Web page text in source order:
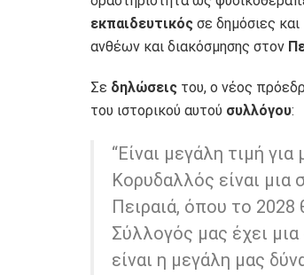
εκπαιδευτικός σε δημόσιες
ανθέων και διακόσμησης στον
Σε δηλώσεις του, ο νέος
του ιστορικού αυτού συλλόγου:
“Είναι μεγάλη τιμή
Κορυδαλλός είναι μια
Πειραιά, όπου το 2028
Σύλλογός μας έχει
είναι η μεγάλη μας